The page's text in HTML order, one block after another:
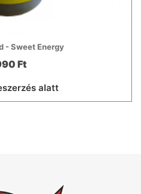
- Sweet Energy
Ft
alatt